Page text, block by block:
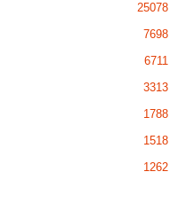
25078
7698
6711
3313
1788
1518
1262